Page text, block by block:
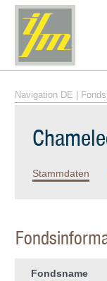
Navigation DE
Stammdaten
Fondsname